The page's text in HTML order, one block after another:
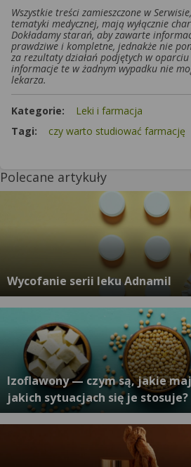
Wszystkie treści zamieszczone w
tematyki medycznej, mają wyłącznie
Dokładamy starań, aby zawarte
prawdziwe i kompletne, jednakże nie
za rezultaty działań podjętych w oparciu
informacje te w żadnym wypadku nie
lekarza.
Kategorie:
Leki i farmacja
Tagi:
czy warto studiować farmację
Polecane artykuły
Wycofanie serii leku Adnamil
Izoflawony — czym są, jakie
jakich sytuacjach się je stosuje?